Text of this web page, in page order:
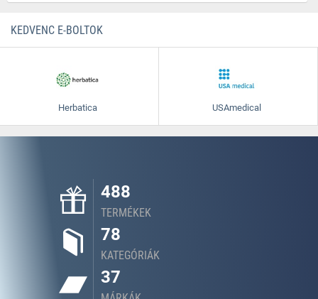
KEDVENC E-BOLTOK
Herbatica USAmedical
488
TERMÉKEK
78
KATEGÓRIÁK
37